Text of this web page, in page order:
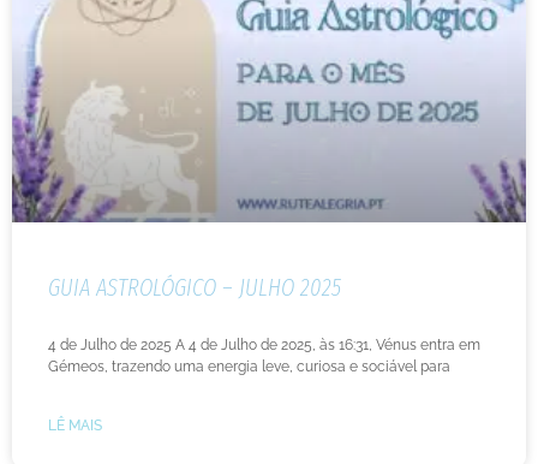
GUIA ASTROLÓGICO – JULHO 2025
4 de Julho de 2025 A 4 de Julho de 2025, às 16:31, Vénus entra em
Gémeos, trazendo uma energia leve, curiosa e sociável para
LÊ MAIS